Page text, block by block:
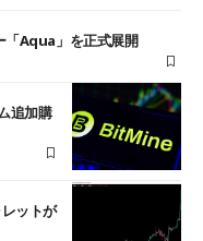
「Aqua」を正式展開
追加購
ットが